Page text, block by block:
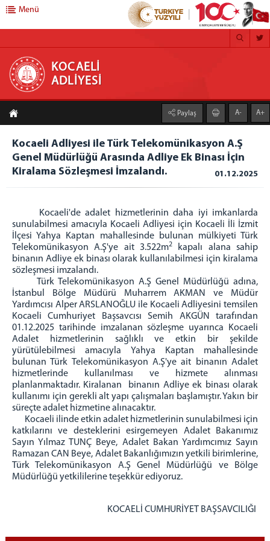
KOCAELİ ADLİYESİ
ANA SAYFA
ADLİYEMİZ
Kocaeli Adliyesi
Mülhakatlarımız
Gölcük Adliyesi
Karamürsel Adliyesi
Körfez Adliyesi
Ceza infaz Kurumlarımız
1 Nolu F Tipi Kapalı Cik
2 Nolu F Tipi Kapalı Cik
1 Nolu T Tipi Kapalı Cik
2 Nolu T Tipi Kapalı Cik
Açık Ceza İnfaz Kurumu
Denetimli Serbestlik Müdürlüğü
Bilgi İşlem Hizmetleri
E-İmza (Yeni şifre alma,Bloke çözme)
Şifre İşlemleri (Portal,Bilgisayar,Mail,Haberci)
Personel e-posta
Personel İzin Talebi
UYAP'ım Açılmıyor
Medya iletişim Bürosu
Adliye Lojmanları
Cumhuriyet Başsavcımız
Menü
KOCAELİ
ADLİYESİ
Paylaş A- A+
Kocaeli Adliyesi ile Türk Telekomünikasyon A.Ş
Genel Müdürlüğü Arasında Adliye Ek Binası İçin
Kiralama Sözleşmesi İmzalandı.
01.12.2025
Kocaeli'de adalet hizmetlerinin daha iyi imkanlarda
sunulabilmesi amacıyla Kocaeli Adliyesi için Kocaeli İli İzmit
İlçesi Yahya Kaptan mahallesinde bulunan mülkiyeti Türk
Telekomünikasyon A.Ş'ye ait 3.522m2
kapalı alana sahip
binanın Adliye ek binası olarak kullanılabilmesi için kiralama
sözleşmesi imzalandı.
Türk Telekomünikasyon A.Ş Genel Müdürlüğü adına,
İstanbul Bölge Müdürü Muharrem AKMAN ve Müdür
Yardımcısı Alper ARSLANOĞLU ile Kocaeli Adliyesini temsilen
Kocaeli Cumhuriyet Başsavcısı Semih AKGÜN tarafından
01.12.2025 tarihinde imzalanan sözleşme uyarınca Kocaeli
Adalet hizmetlerinin sağlıklı ve etkin bir şekilde
yürütülebilmesi amacıyla Yahya Kaptan mahallesinde
bulunan Türk Telekomünikasyon A.Ş'ye ait binanın Adalet
hizmetlerinde kullanılması ve hizmete alınması
planlanmaktadır. Kiralanan binanın Adliye ek binası olarak
kullanımı için gerekli alt yapı çalışmaları başlamıştır. Yakın bir
süreçte adalet hizmetine alınacaktır.
Kocaeli ilinde etkin adalet hizmetlerinin sunulabilmesi için
katkılarını ve desteklerini esirgemeyen Adalet Bakanımız
Sayın Yılmaz TUNÇ Beye, Adalet Bakan Yardımcımız Sayın
Ramazan CAN Beye, Adalet Bakanlığımızın yetkili birimlerine,
Türk Telekomünikasyon A.Ş Genel Müdürlüğü ve Bölge
Müdürlüğü yetkililerine teşekkür ediyoruz.
KOCAELİ CUMHURİYET BAŞSAVCILIĞI